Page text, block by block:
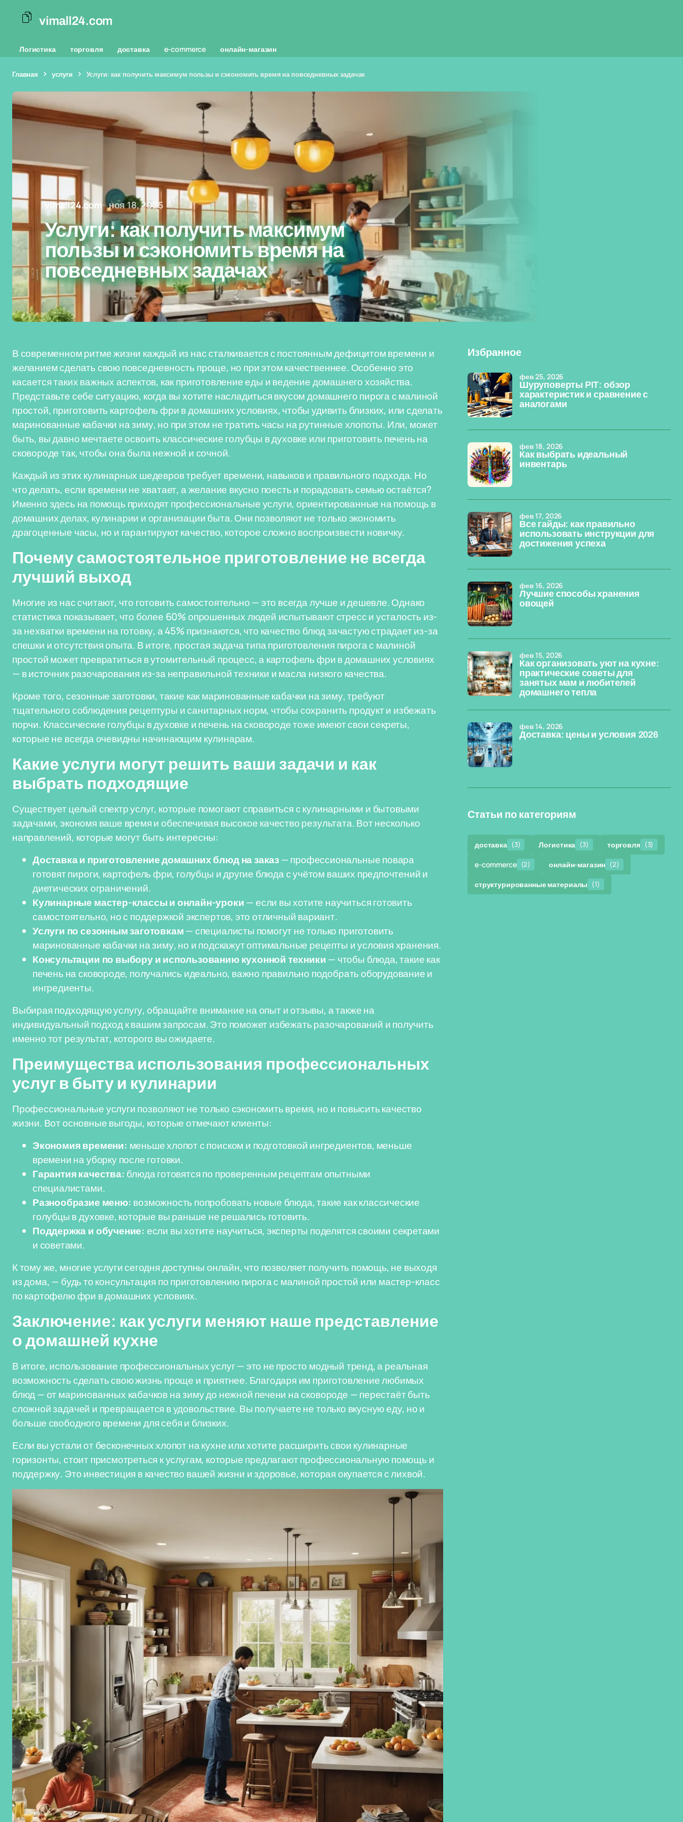
vimall24.com
Логистика торговля доставка e-commerce онлайн-магазин
Главная услуги Услуги: как получить максимум пользы и сэкономить время на повседневных задачах
vimall24.com ноя 18, 2025
Услуги: как получить максимум
пользы и сэкономить время на
повседневных задачах
В современном ритме жизни каждый из нас сталкивается с постоянным дефицитом времени и
желанием сделать свою повседневность проще, но при этом качественнее. Особенно это
касается таких важных аспектов, как приготовление еды и ведение домашнего хозяйства.
Представьте себе ситуацию, когда вы хотите насладиться вкусом домашнего пирога с малиной
простой, приготовить картофель фри в домашних условиях, чтобы удивить близких, или сделать
маринованные кабачки на зиму, но при этом не тратить часы на рутинные хлопоты. Или, может
быть, вы давно мечтаете освоить классические голубцы в духовке или приготовить печень на
сковороде так, чтобы она была нежной и сочной.
Каждый из этих кулинарных шедевров требует времени, навыков и правильного подхода. Но
что делать, если времени не хватает, а желание вкусно поесть и порадовать семью остаётся?
Именно здесь на помощь приходят профессиональные услуги, ориентированные на помощь в
домашних делах, кулинарии и организации быта. Они позволяют не только экономить
драгоценные часы, но и гарантируют качество, которое сложно воспроизвести новичку.
Почему самостоятельное приготовление не всегда
лучший выход
Многие из нас считают, что готовить самостоятельно — это всегда лучше и дешевле. Однако
статистика показывает, что более 60% опрошенных людей испытывают стресс и усталость из-
за нехватки времени на готовку, а 45% признаются, что качество блюд зачастую страдает из-за
спешки и отсутствия опыта. В итоге, простая задача типа приготовления пирога с малиной
простой может превратиться в утомительный процесс, а картофель фри в домашних условиях
— в источник разочарования из-за неправильной техники и масла низкого качества.
Кроме того, сезонные заготовки, такие как маринованные кабачки на зиму, требуют
тщательного соблюдения рецептуры и санитарных норм, чтобы сохранить продукт и избежать
порчи. Классические голубцы в духовке и печень на сковороде тоже имеют свои секреты,
которые не всегда очевидны начинающим кулинарам.
Какие услуги могут решить ваши задачи и как
выбрать подходящие
Существует целый спектр услуг, которые помогают справиться с кулинарными и бытовыми
задачами, экономя ваше время и обеспечивая высокое качество результата. Вот несколько
направлений, которые могут быть интересны:
Доставка и приготовление домашних блюд на заказ— профессиональные повара
готовят пироги, картофель фри, голубцы и другие блюда с учётом ваших предпочтений и
диетических ограничений.
Кулинарные мастер-классы и онлайн-уроки— если вы хотите научиться готовить
самостоятельно, но с поддержкой экспертов, это отличный вариант.
Услуги по сезонным заготовкам— специалисты помогут не только приготовить
маринованные кабачки на зиму, но и подскажут оптимальные рецепты и условия хранения.
Консультации по выбору и использованию кухонной техники— чтобы блюда, такие как
печень на сковороде, получались идеально, важно правильно подобрать оборудование и
ингредиенты.
Выбирая подходящую услугу, обращайте внимание на опыт и отзывы, а также на
индивидуальный подход к вашим запросам. Это поможет избежать разочарований и получить
именно тот результат, которого вы ожидаете.
Преимущества использования профессиональных
услуг в быту и кулинарии
Профессиональные услуги позволяют не только сэкономить время, но и повысить качество
жизни. Вот основные выгоды, которые отмечают клиенты:
Экономия времени: меньше хлопот с поиском и подготовкой ингредиентов, меньше
времени на уборку после готовки.
Гарантия качества: блюда готовятся по проверенным рецептам опытными
специалистами.
Разнообразие меню: возможность попробовать новые блюда, такие как классические
голубцы в духовке, которые вы раньше не решались готовить.
Поддержка и обучение: если вы хотите научиться, эксперты поделятся своими секретами
и советами.
К тому же, многие услуги сегодня доступны онлайн, что позволяет получить помощь, не выходя
из дома, — будь то консультация по приготовлению пирога с малиной простой или мастер-класс
по картофелю фри в домашних условиях.
Заключение: как услуги меняют наше представление
о домашней кухне
В итоге, использование профессиональных услуг — это не просто модный тренд, а реальная
возможность сделать свою жизнь проще и приятнее. Благодаря им приготовление любимых
блюд — от маринованных кабачков на зиму до нежной печени на сковороде — перестаёт быть
сложной задачей и превращается в удовольствие. Вы получаете не только вкусную еду, но и
больше свободного времени для себя и близких.
Если вы устали от бесконечных хлопот на кухне или хотите расширить свои кулинарные
горизонты, стоит присмотреться к услугам, которые предлагают профессиональную помощь и
поддержку. Это инвестиция в качество вашей жизни и здоровье, которая окупается с лихвой.
Избранное
Шуруповерты PIT: обзор
характеристик и сравнение с
аналогами
фев 25, 2026
Как выбрать идеальный
инвентарь
фев 18, 2026
Все гайды: как правильно
использовать инструкции для
достижения успеха
фев 17, 2026
Лучшие способы хранения
овощей
фев 16, 2026
Как организовать уют на кухне:
практические советы для
занятых мам и любителей
домашнего тепла
фев 15, 2026
Доставка: цены и условия 2026
фев 14, 2026
Статьи по категориям
доставка (3) Логистика (3) торговля (3)
e-commerce (2) онлайн-магазин (2)
структурированные материалы (1)